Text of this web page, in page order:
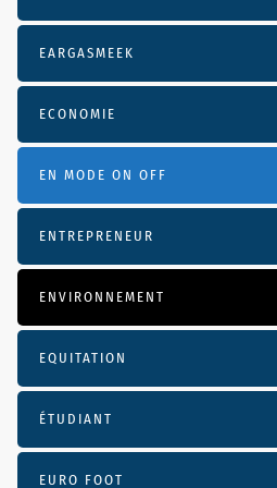
EARGASMEEK
ECONOMIE
EN MODE ON OFF
ENTREPRENEUR
ENVIRONNEMENT
EQUITATION
ÉTUDIANT
EURO FOOT